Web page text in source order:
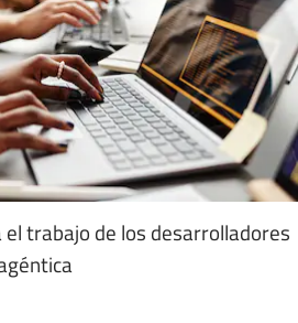
el trabajo de los desarrolladores